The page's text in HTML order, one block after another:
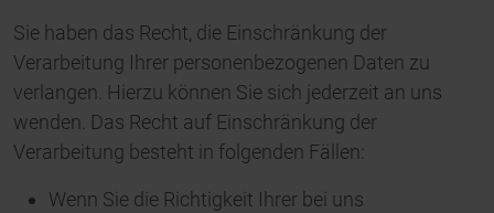
Sie haben das Recht, die Einschränkung der
Verarbeitung Ihrer personenbezogenen Daten zu
verlangen. Hierzu können Sie sich jederzeit an uns
wenden. Das Recht auf Einschränkung der
Verarbeitung besteht in folgenden Fällen:
Wenn Sie die Richtigkeit Ihrer bei uns